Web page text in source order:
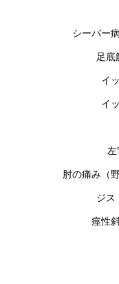
シーバー
足底
イ
イ
肘の痛み（
ジス
痙性